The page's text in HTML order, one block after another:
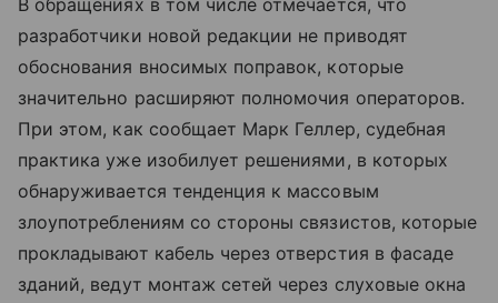
В обращениях в том числе отмечается, что
разработчики новой редакции не приводят
обоснования вносимых поправок, которые
значительно расширяют полномочия операторов.
При этом, как сообщает Марк Геллер, судебная
практика уже изобилует решениями, в которых
обнаруживается тенденция к массовым
злоупотреблениям со стороны связистов, которые
прокладывают кабель через отверстия в фасаде
зданий, ведут монтаж сетей через слуховые окна